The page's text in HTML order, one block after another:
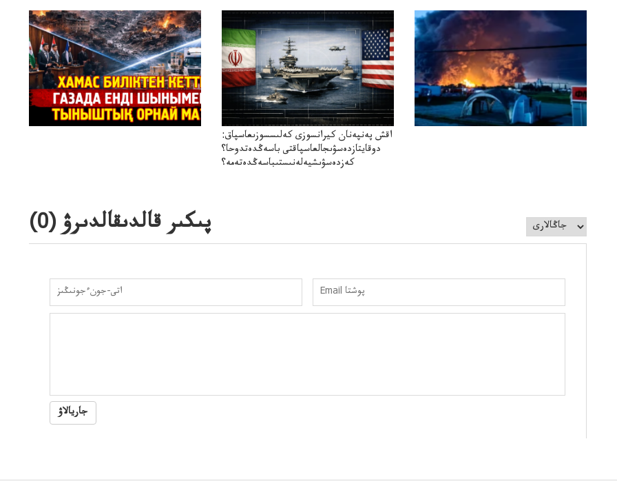
اقش پەنپەنان كيرانسوزى كەلىسسوزىعاسپاق:
دوقايتازدەسۋىجالعاسپاقتى باسەڭدەتدوحا؟
كەزدەسۋىشيەلەنىستىباسەڭدەتەمە؟
پىكىر قالدىقالدىرۋ (0
)
جاريالاۋ